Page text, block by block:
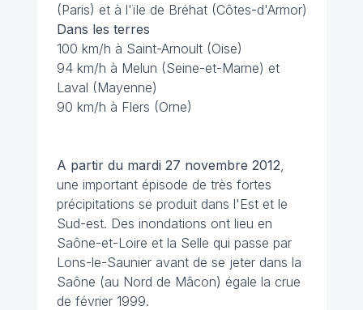
(Paris) et à l'ïle de Bréhat (Côtes-d'Armor)
Dans les terres
100 km/h à Saint-Arnoult (Oise)
94 km/h à Melun (Seine-et-Marne) et
Laval (Mayenne)
90 km/h à Flers (Orne)
A partir du mardi 27 novembre 2012
une important épisode de très fortes
précipitations se produit dans l'Est et le
Sud-est. Des inondations ont lieu en
Saône-et-Loire et la Selle qui passe par
Lons-le-Saunier avant de se jeter dans la
Saône (au Nord de Mâcon) égale la crue
de février 1999.